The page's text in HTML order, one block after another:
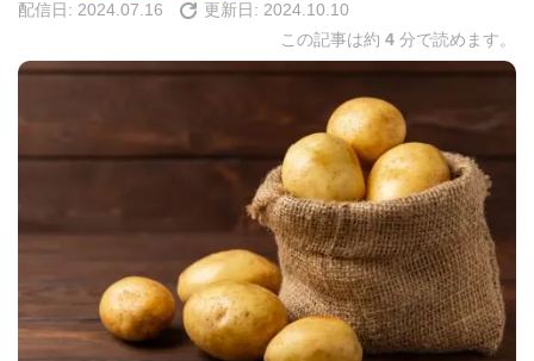
配信日: 2024.07.16 更新日: 2024.10.10
この記事は約 4 分で読めます。